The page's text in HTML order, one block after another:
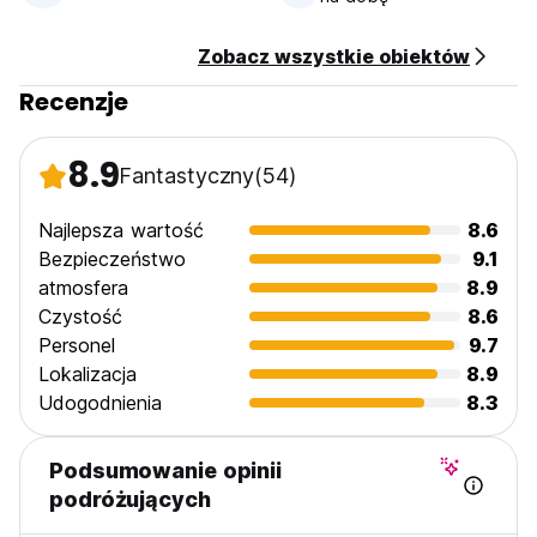
Zobacz wszystkie obiektów
Recenzje
8.9Fantastyczny(54)
Najlepsza wartość
8.6
Bezpieczeństwo
9.1
atmosfera
8.9
Czystość
8.6
Personel
9.7
Lokalizacja
8.9
Udogodnienia
8.3
Podsumowanie opinii
podróżujących